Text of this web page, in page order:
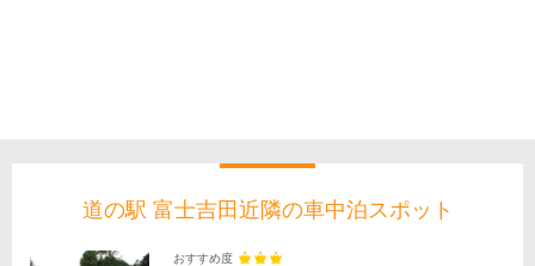
道の駅 富士吉田近隣の車中泊スポット
おすすめ度